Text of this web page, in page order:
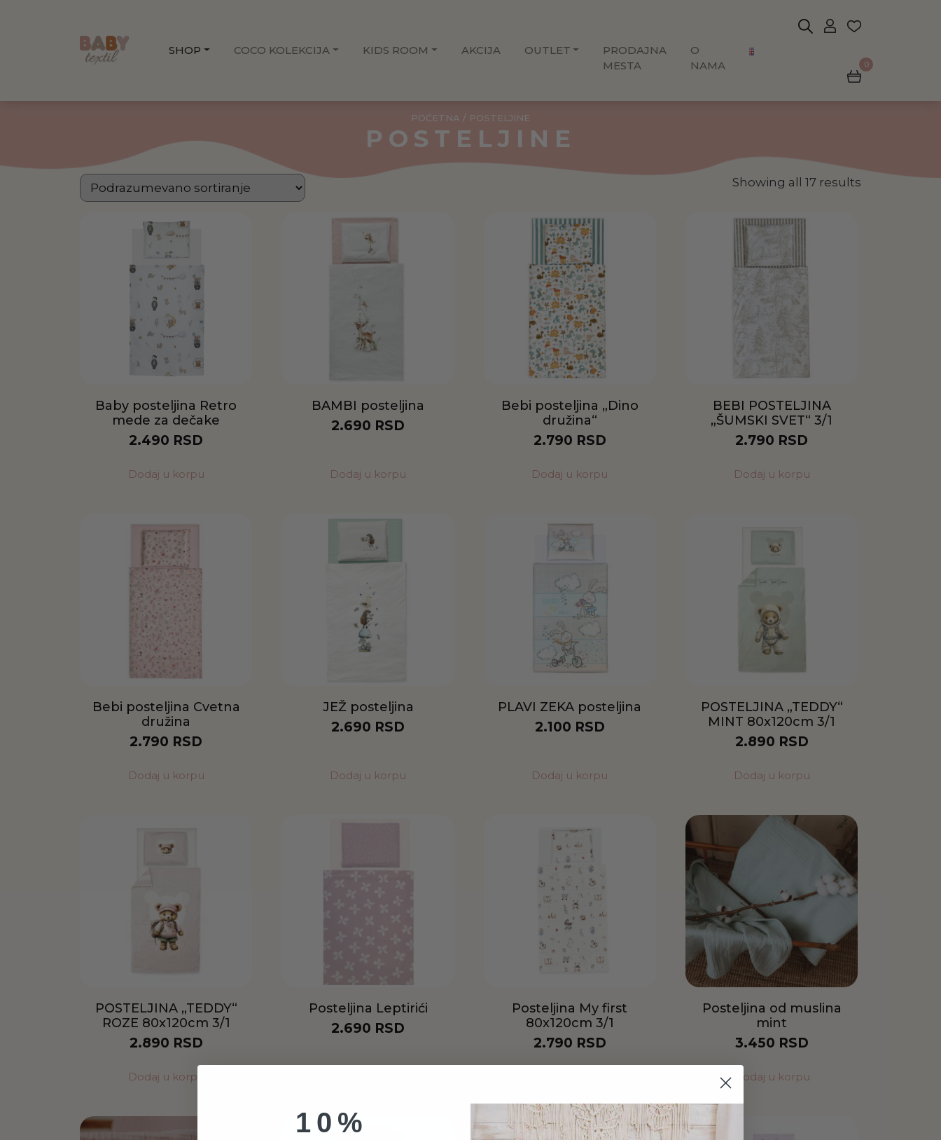
SHOP COCO KOLEKCIJA KIDS ROOM AKCIJA OUTLET
PRODAJNA
MESTA
O
NAMA
0
POČETNA / POSTELJINE
POSTELJINE
Showing all 17 results
Baby posteljina Retro
mede za dečake
2.490 RSD
Dodaj u korpu
BAMBI posteljina
2.690 RSD
Dodaj u korpu
Bebi posteljina „Dino
družina“
2.790 RSD
Dodaj u korpu
BEBI POSTELJINA
„ŠUMSKI SVET“ 3/1
2.790 RSD
Dodaj u korpu
Bebi posteljina Cvetna
družina
2.790 RSD
Dodaj u korpu
JEŽ posteljina
2.690 RSD
Dodaj u korpu
PLAVI ZEKA posteljina
2.100 RSD
Dodaj u korpu
POSTELJINA „TEDDY“
MINT 80x120cm 3/1
2.890 RSD
Dodaj u korpu
POSTELJINA „TEDDY“
ROZE 80x120cm 3/1
2.890 RSD
Dodaj u korpu
Posteljina Leptirići
2.690 RSD
Posteljina My first
80x120cm 3/1
2.790 RSD
Posteljina od muslina
mint
3.450 RSD
Dodaj u korpu
10%